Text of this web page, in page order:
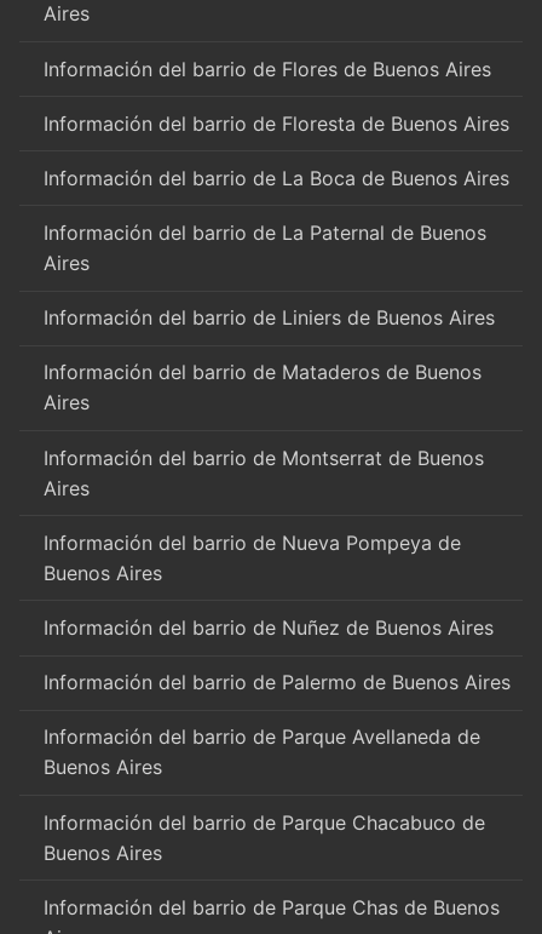
Aires
Información del barrio de Flores de Buenos Aires
Información del barrio de Floresta de Buenos Aires
Información del barrio de La Boca de Buenos Aires
Información del barrio de La Paternal de Buenos
Aires
Información del barrio de Liniers de Buenos Aires
Información del barrio de Mataderos de Buenos
Aires
Información del barrio de Montserrat de Buenos
Aires
Información del barrio de Nueva Pompeya de
Buenos Aires
Información del barrio de Nuñez de Buenos Aires
Información del barrio de Palermo de Buenos Aires
Información del barrio de Parque Avellaneda de
Buenos Aires
Información del barrio de Parque Chacabuco de
Buenos Aires
Información del barrio de Parque Chas de Buenos